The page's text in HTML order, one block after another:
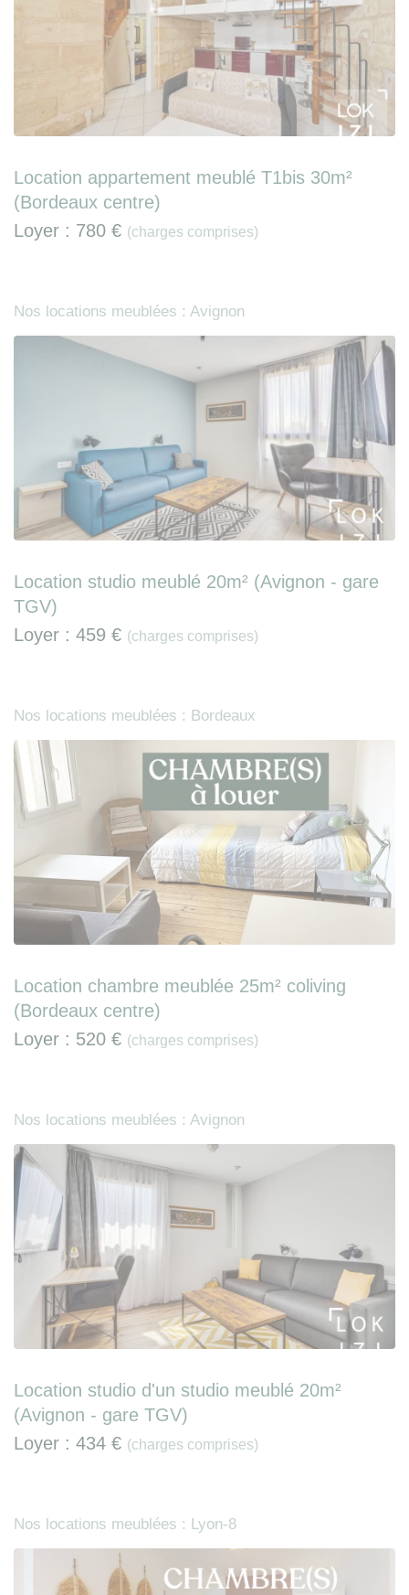
Location appartement meublé T1bis 30m²
(Bordeaux centre)
Loyer : 780 € (charges comprises)
Nos locations meublées : Avignon
Location studio meublé 20m² (Avignon - gare
TGV)
Loyer : 459 € (charges comprises)
Nos locations meublées : Bordeaux
Location chambre meublée 25m² coliving
(Bordeaux centre)
Loyer : 520 € (charges comprises)
Nos locations meublées : Avignon
Location studio d'un studio meublé 20m²
(Avignon - gare TGV)
Loyer : 434 € (charges comprises)
Nos locations meublées : Lyon-8